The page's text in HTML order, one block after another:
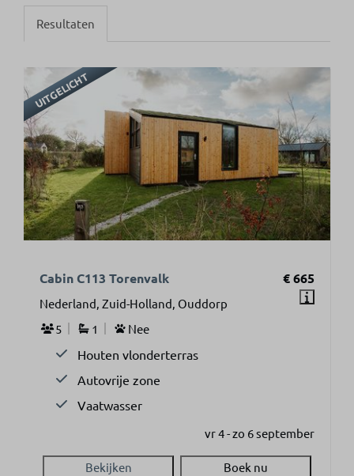
Resultaten
UITGELICHT
€ 665
Cabin C113 Torenvalk
Nederland, Zuid-Holland, Ouddorp
5
1 Nee
Houten vlonderterras
Autovrije zone
Vaatwasser
vr 4 - zo 6 september
Bekijken Boek nu